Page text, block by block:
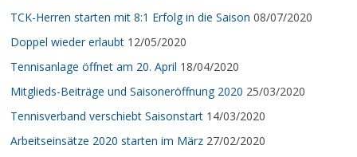
TCK-Herren starten mit 8:1 Erfolg in die Saison 08/07/2020
Doppel wieder erlaubt 12/05/2020
Tennisanlage öffnet am 20. April 18/04/2020
Mitglieds-Beiträge und Saisoneröffnung 2020 25/03/2020
Tennisverband verschiebt Saisonstart 14/03/2020
Arbeitseinsätze 2020 starten im März 27/02/2020